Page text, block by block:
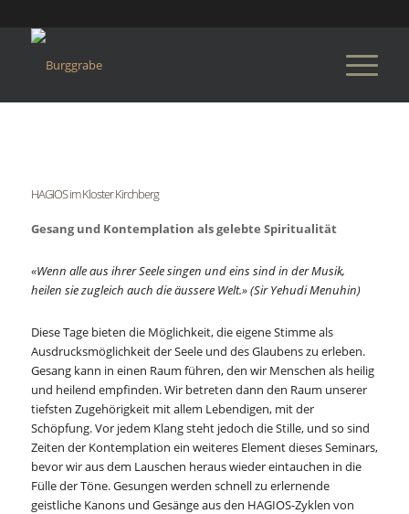
HAGIOS im Kloster Kirchberg
Gesang und Kontemplation als gelebte Spiritualität
«Wenn alle aus ihrer Seele singen und eins sind in der Musik,
heilen sie zugleich auch die äussere Welt.» (Sir Yehudi Menuhin)
Diese Tage bieten die Möglichkeit, die eigene Stimme als
Ausdrucksmöglichkeit der Seele und des Glaubens zu erleben.
Gesang kann in einen Raum führen, den wir Menschen als heilig
und heilend empfinden. Wir betreten dann den Raum unserer
tiefsten Zugehörigkeit mit allem Lebendigen, mit der
Schöpfung. Vor jedem Klang steht jedoch die Stille, und so sind
Zeiten der Kontemplation ein weiteres Element dieses Seminars,
bevor wir aus dem Lauschen heraus wieder eintauchen in die
Fülle der Töne. Gesungen werden schnell zu erlernende
geistliche Kanons und Gesänge aus den HAGIOS-Zyklen von